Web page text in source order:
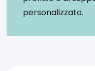
personalizzato.